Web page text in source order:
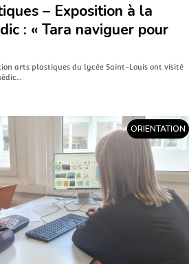
– Exposition à la
: « Tara naviguer pour
arts plastiques du lycée Saint-Louis ont visité
ORIENTATION